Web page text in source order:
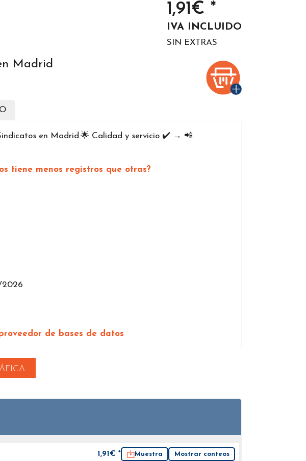
1,91€ *
IVA INCLUIDO
SIN EXTRAS
Madrid
en Madrid.🌟 Calidad y servicio ✔️ → 📲
tiene menos registros que otras?
2026
de bases de datos
1,91€ * Muestra Mostrar conteos